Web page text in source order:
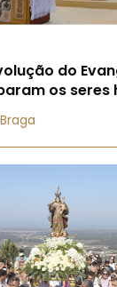
do
os seres